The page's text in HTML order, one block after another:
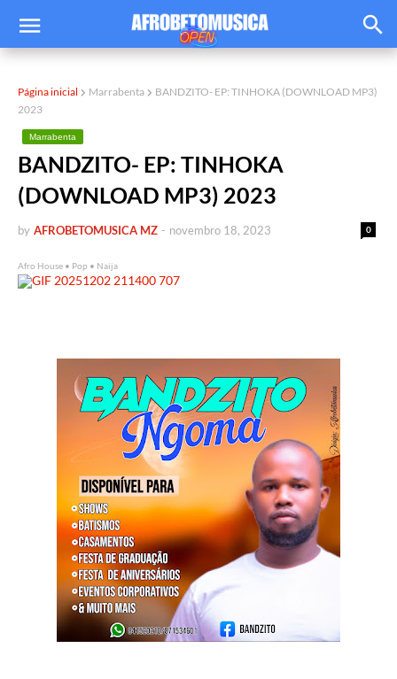
Página inicial Marrabenta
BANDZITO- EP: TINHOKA (DOWNLOAD MP3)
2023
Marrabenta
BANDZITO- EP: TINHOKA
(DOWNLOAD MP3) 2023
by AFROBETOMUSICA MZ 0
- novembro 18, 2023
Afro House • Pop • Naija